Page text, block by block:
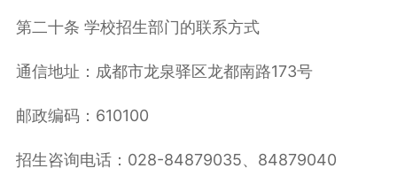
第二十条 学校招生部门的联系方式
通信地址：成都市龙泉驿区龙都南路173号
邮政编码：610100
招生咨询电话：028-84879035、84879040